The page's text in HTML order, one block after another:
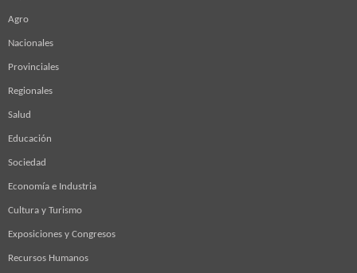
Agro
Nacionales
Provinciales
Regionales
Salud
Educación
Sociedad
Economía e Industria
Cultura y Turismo
Exposiciones y Congresos
Recursos Humanos